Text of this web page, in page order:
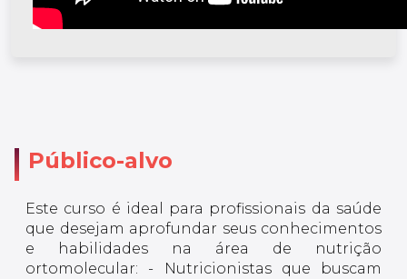
Público-alvo
Este curso é ideal para profissionais da saúde
que desejam aprofundar seus conhecimentos
e habilidades na área de nutrição
ortomolecular: - Nutricionistas que buscam